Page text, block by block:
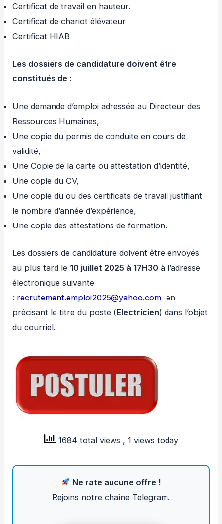
Certificat de travail en hauteur.
Certificat de chariot élévateur
Certificat HIAB
Les dossiers de candidature doivent être
constitués de :
Une demande d’emploi adressée au Directeur des
Ressources Humaines,
Une copie du permis de conduite en cours de
validité,
Une Copie de la carte ou attestation d’identité,
Une copie du CV,
Une copie du ou des certificats de travail justifiant
le nombre d’année d’expérience,
Une copie des attestations de formation.
Les dossiers de candidature doivent être envoyés
au plus tard le 10 juillet 2025 à 17H30 à l’adresse
électronique suivante
: recrutement.emploi2025@yahoo.com en
précisant le titre du poste (Electricien) dans l’objet
du courriel.
1684 total views , 1 views today
Ne rate aucune offre !
Rejoins notre chaîne Telegram.